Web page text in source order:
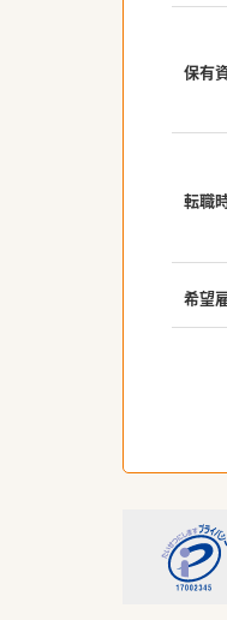
保有
転職
希望